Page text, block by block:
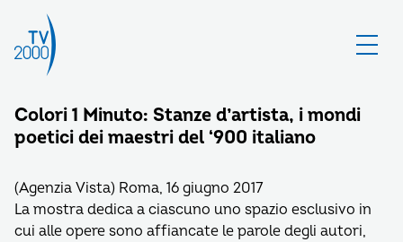
Colori 1 Minuto: Stanze d’artista, i mondi
poetici dei maestri del ‘900 italiano
(Agenzia Vista) Roma, 16 giugno 2017
La mostra dedica a ciascuno uno spazio esclusivo in
cui alle opere sono affiancate le parole degli autori,